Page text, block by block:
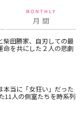
MONTHLY
月 間
柴田勝家、自刃しての最
を共にした２人の悲劇
本当に「女狂い」だった
11人の側室たちを時系列